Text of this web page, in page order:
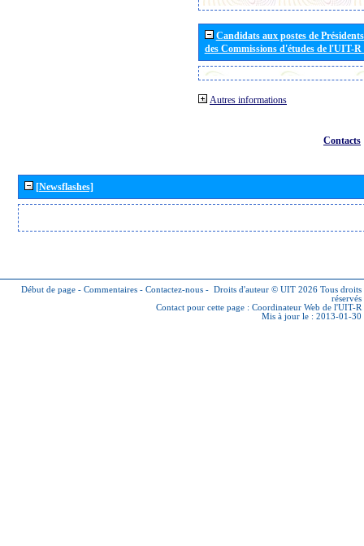
Candidats aux postes de
des Commissions d'études de l'UIT-
Autres informations
Contacts
[Newsflashes]
Début de page - Commentaires - Contactez-nous - Droits d'auteur © UIT 2026 Tous droits
réservés
Contact pour cette page : Coordinateur Web de l'UIT-R
Mis à jour le : 2013-01-30